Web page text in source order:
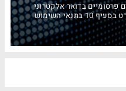
פרסומיים בדואר אלקטרוני
השימוש